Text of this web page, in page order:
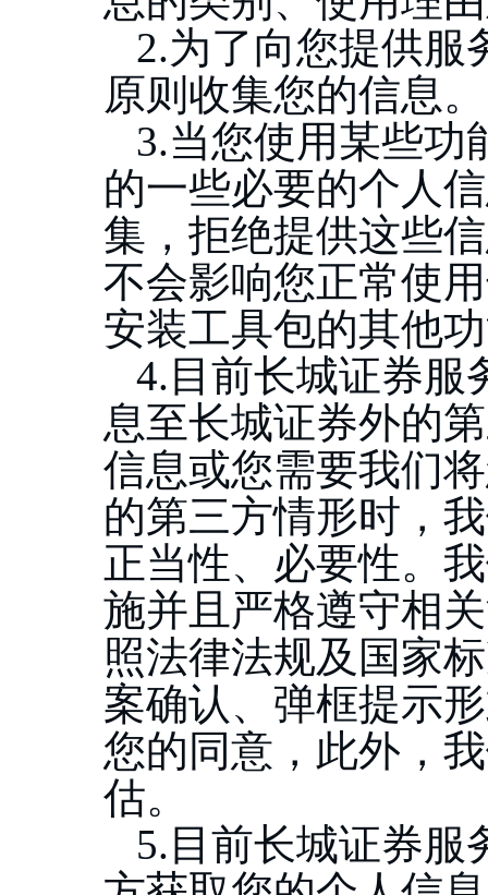
2.为了向您提供服
原则收集您的信息。
3.当您使用某些功
的一些必要的个人
集，拒绝提供这些
不会影响您正常使
安装工具包的其他
4.目前长城证券服
息至长城证券外的
信息或您需要我们
的第三方情形时，
正当性、必要性。
施并且严格遵守相
照法律法规及国家
案确认、弹框提示
您的同意，此外，
估。
5.目前长城证券服